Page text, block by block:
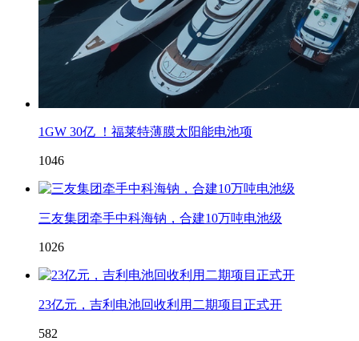
1GW 30亿 ！福莱特薄膜太阳能电池项
1046
三友集团牵手中科海钠，合建10万吨电池级
1026
23亿元，吉利电池回收利用二期项目正式开
582